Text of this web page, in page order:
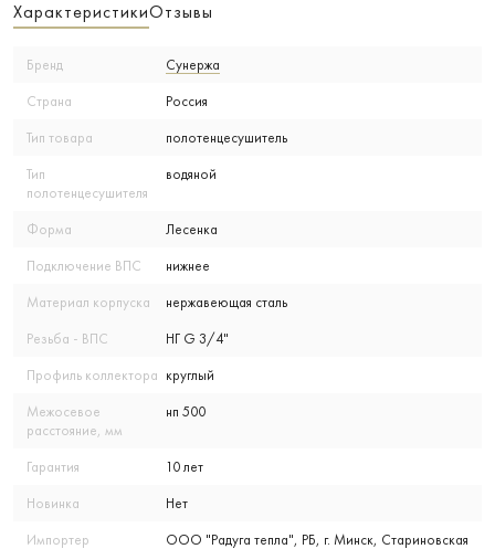
ХарактеристикиОтзывы
Бренд Сунержа
Страна Россия
Тип товара полотенцесушитель
Тип
полотенцесушителя
водяной
Форма Лесенка
Подключение ВПС нижнее
Материал корпуска нержавеющая сталь
Резьба - ВПС НГ G 3/4"
Профиль коллектора круглый
Межосевое
расстояние, мм
нп 500
Гарантия 10 лет
Новинка Нет
Импортер
ООО "Радуга тепла", РБ, г. Минск, Стариновская